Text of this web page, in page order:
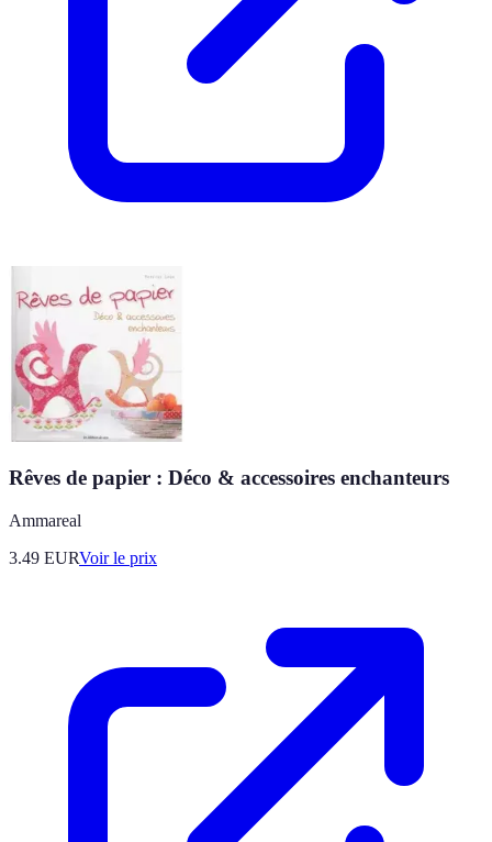
Rêves de papier : Déco & accessoires enchanteurs
Ammareal
3.49 EURVoir le prix